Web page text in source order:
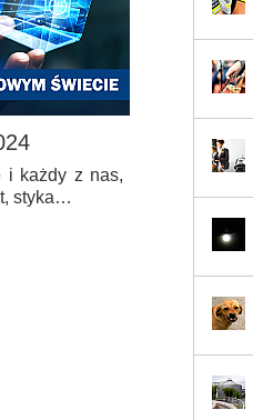
i każdy z nas,
styka…